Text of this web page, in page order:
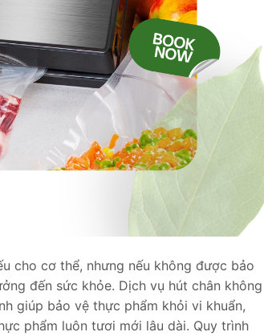
cho cơ thể, nhưng nếu không được bảo
đến sức khỏe. Dịch vụ hút chân không
giúp bảo vệ thực phẩm khỏi vi khuẩn,
phẩm luôn tươi mới lâu dài. Quy trình